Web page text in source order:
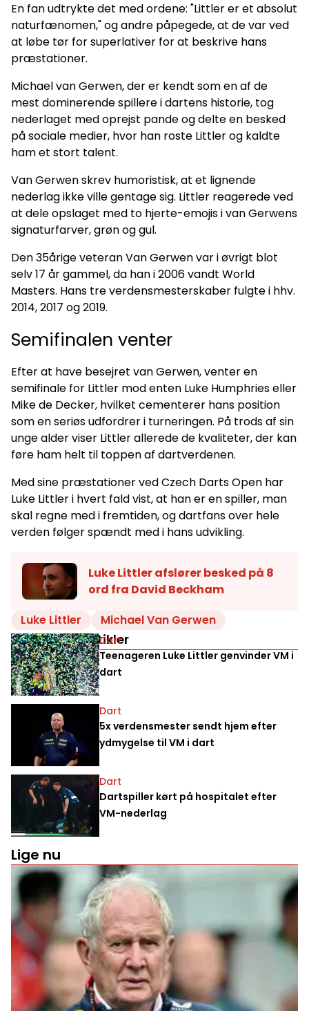
En fan udtrykte det med ordene: "Littler er et absolut
naturfænomen," og andre påpegede, at de var ved
at løbe tør for superlativer for at beskrive hans
præstationer.
Michael van Gerwen, der er kendt som en af de
mest dominerende spillere i dartens historie, tog
nederlaget med oprejst pande og delte en besked
på sociale medier, hvor han roste Littler og kaldte
ham et stort talent.
Van Gerwen skrev humoristisk, at et lignende
nederlag ikke ville gentage sig. Littler reagerede ved
at dele opslaget med to hjerte-emojis i van Gerwens
signaturfarver, grøn og gul.
Den 35årige veteran Van Gerwen var i øvrigt blot
selv 17 år gammel, da han i 2006 vandt World
Masters. Hans tre verdensmesterskaber fulgte i hhv.
2014, 2017 og 2019.
Semifinalen venter
Efter at have besejret van Gerwen, venter en
semifinale for Littler mod enten Luke Humphries eller
Mike de Decker, hvilket cementerer hans position
som en seriøs udfordrer i turneringen. På trods af sin
unge alder viser Littler allerede de kvaliteter, der kan
føre ham helt til toppen af dartverdenen.
Med sine præstationer ved Czech Darts Open har
Luke Littler i hvert fald vist, at han er en spiller, man
skal regne med i fremtiden, og dartfans over hele
verden følger spændt med i hans udvikling.
Luke Littler afslører besked på 8
ord fra David Beckham
Luke Littler
Michael Van Gerwen
Relaterede artikler
Dart
Teenageren Luke Littler genvinder VM i
dart
Dart
5x verdensmester sendt hjem efter
ydmygelse til VM i dart
Dart
Dartspiller kørt på hospitalet efter
VM-nederlag
Lige nu